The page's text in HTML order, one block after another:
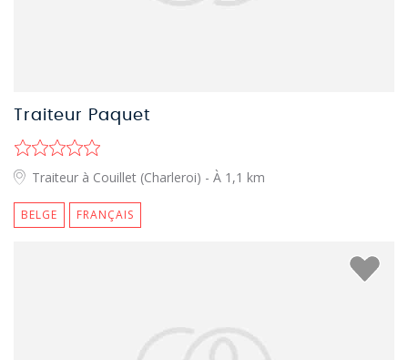
Traiteur Paquet
Traiteur à Couillet (Charleroi) - À 1,1 km
BELGE FRANÇAIS